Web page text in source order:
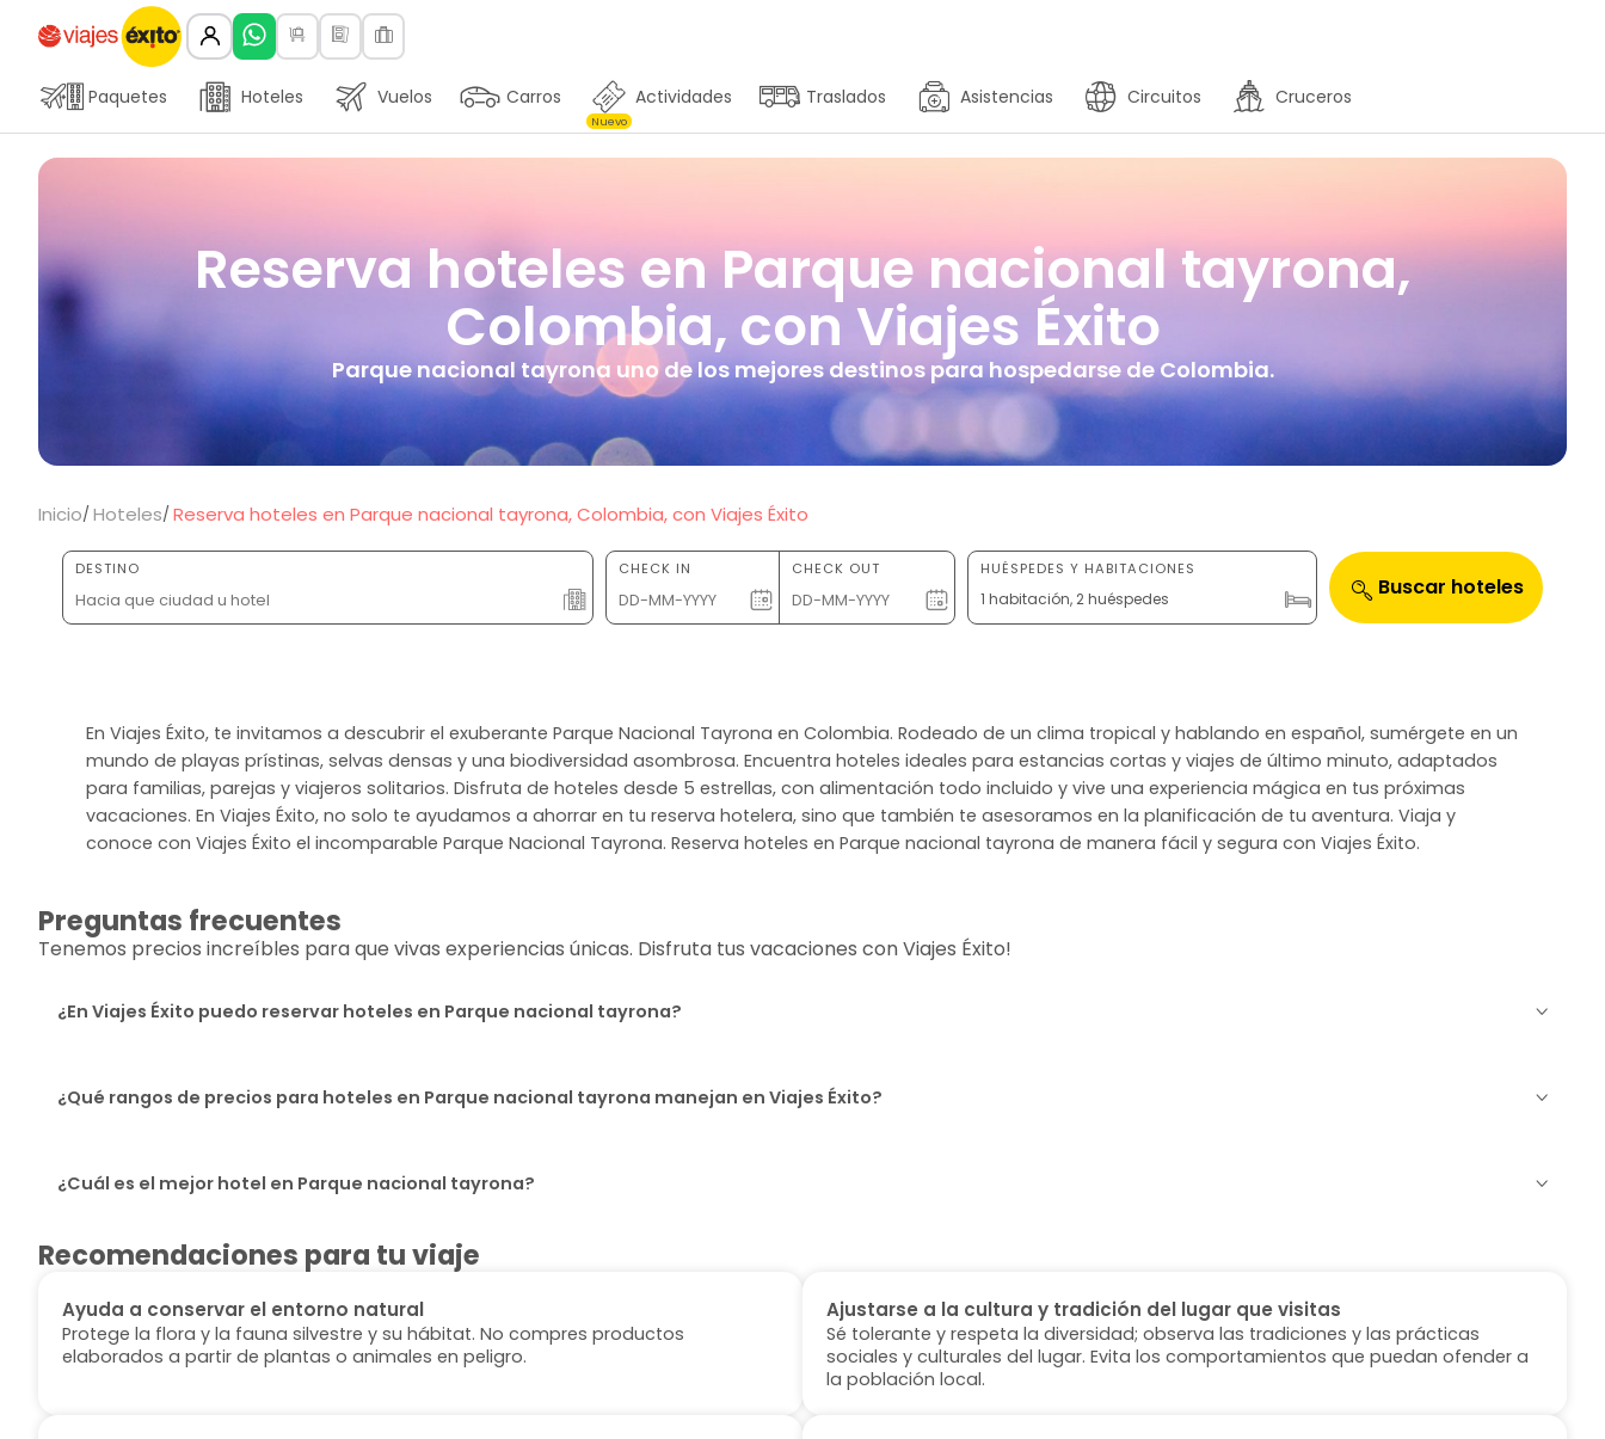
Paquetes Hoteles Vuelos Carros Actividades
Nuevo
Traslados Asistencias Circuitos Cruceros
Reserva hoteles en Parque nacional tayrona,
Colombia, con Viajes Éxito
Parque nacional tayrona uno de los mejores destinos para hospedarse de Colombia.
Inicio Hoteles Reserva hoteles en Parque nacional tayrona, Colombia, con Viajes Éxito
DESTINO CHECK IN CHECK OUT HUÉSPEDES Y HABITACIONES
1 habitación, 2 huéspedes Buscar hoteles
En Viajes Éxito, te invitamos a descubrir el exuberante Parque Nacional Tayrona en Colombia. Rodeado de un clima tropical y hablando en español, sumérgete en un
mundo de playas prístinas, selvas densas y una biodiversidad asombrosa. Encuentra hoteles ideales para estancias cortas y viajes de último minuto, adaptados
para familias, parejas y viajeros solitarios. Disfruta de hoteles desde 5 estrellas, con alimentación todo incluido y vive una experiencia mágica en tus próximas
vacaciones. En Viajes Éxito, no solo te ayudamos a ahorrar en tu reserva hotelera, sino que también te asesoramos en la planificación de tu aventura. Viaja y
conoce con Viajes Éxito el incomparable Parque Nacional Tayrona. Reserva hoteles en Parque nacional tayrona de manera fácil y segura con Viajes Éxito.
Preguntas frecuentes
Tenemos precios increíbles para que vivas experiencias únicas. Disfruta tus vacaciones con Viajes Éxito!
¿En Viajes Éxito puedo reservar hoteles en Parque nacional tayrona?
¿Qué rangos de precios para hoteles en Parque nacional tayrona manejan en Viajes Éxito?
¿Cuál es el mejor hotel en Parque nacional tayrona?
Recomendaciones para tu viaje
Ayuda a conservar el entorno natural
Protege la flora y la fauna silvestre y su hábitat. No compres productos
elaborados a partir de plantas o animales en peligro.
Ajustarse a la cultura y tradición del lugar que visitas
Sé tolerante y respeta la diversidad; observa las tradiciones y las prácticas
sociales y culturales del lugar. Evita los comportamientos que puedan ofender a
la población local.